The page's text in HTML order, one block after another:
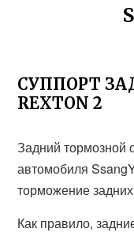
СУППОРТ
REXTON 2
Задний тормозной
автомобиля
торможение
Как правило,